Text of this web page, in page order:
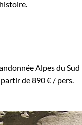
Alpes du Sud
de890 € / pers.